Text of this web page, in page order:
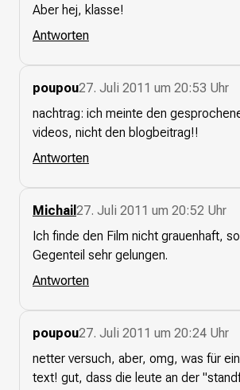
Aber hej, klasse!
Antworten
poupou27. Juli 2011 um 20:53 Uhr
nachtrag: ich meinte den
videos, nicht den blogbeitrag!!
Antworten
Michail 27. Juli 2011 um 20:52 Uhr
Ich finde den Film nicht grauenhaft,
Gegenteil sehr gelungen.
Antworten
poupou27. Juli 2011 um 20:24 Uhr
netter versuch, aber, omg, was für
text! gut, dass die leute an der